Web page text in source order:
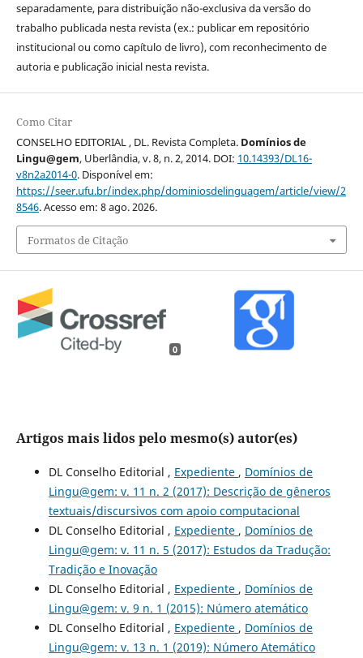
separadamente, para distribuição não-exclusiva da versão do
trabalho publicada nesta revista (ex.: publicar em repositório
institucional ou como capítulo de livro), com reconhecimento de
autoria e publicação inicial nesta revista.
Como Citar
CONSELHO EDITORIAL , DL. Revista Completa. Domínios de
Lingu@gem, Uberlândia, v. 8, n. 2, 2014. DOI: 10.14393/DL16-
v8n2a2014-0. Disponível em:
https://seer.ufu.br/index.php/dominiosdelinguagem/article/view/2
8546. Acesso em: 8 ago. 2026.
Formatos de Citação
0
Artigos mais lidos pelo mesmo(s) autor(es)
DL Conselho Editorial , Expediente , Domínios de
Lingu@gem: v. 11 n. 2 (2017): Descrição de gêneros
textuais/discursivos com apoio computacional
DL Conselho Editorial , Expediente , Domínios de
Lingu@gem: v. 11 n. 5 (2017): Estudos da Tradução:
Tradição e Inovação
DL Conselho Editorial , Expediente , Domínios de
Lingu@gem: v. 9 n. 1 (2015): Número atemático
DL Conselho Editorial , Expediente , Domínios de
Lingu@gem: v. 13 n. 1 (2019): Número Atemático